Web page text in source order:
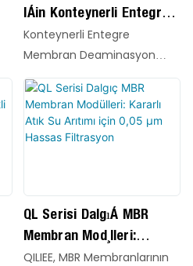
Için Konteynerli Entegre
Membran Deaminasyon
Ekipmanı
Konteynerli Entegre
Membran Deaminasyon
Ekipmanımız, amonyak
azotunun verimli bir şekilde
giderilmesi için özel olarak
tasarlanmış, yüksek
çözümüdür.
QL Serisi Dalgıç MBR
Membran Modülleri:
Kararlı Atık Su Arıtımı
QILIEE, MBR Membranlarının